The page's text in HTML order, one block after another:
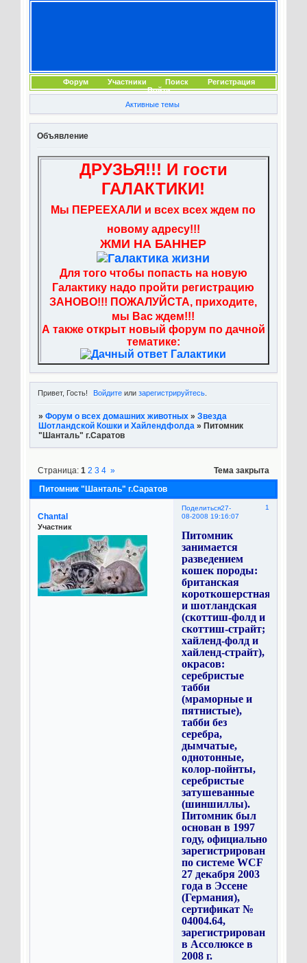
Форум Участники Поиск
Регистрация
Войти
Активные темы
Объявление
ДРУЗЬЯ!!! И гости
ГАЛАКТИКИ!
Мы ПЕРЕЕХАЛИ и всех всех ждем по
новому адресу!!!
ЖМИ НА БАННЕР
Для того чтобы попасть на новую
Галактику надо пройти регистрацию
ЗАНОВО!!! ПОЖАЛУЙСТА, приходите,
мы Вас ждем!!!
А также открыт новый форум по дачной
тематике:
Привет, Гость! Войдите илизарегистрируйтесь
» Форум о всех домашних животных » Звезда
Шотландской Кошки и Хайлендфолда » Питомник
"Шанталь" г.Саратов
Питомник "Шанталь" г.Саратов
Страница: 1 2 3 4 » Тема закрыта
Поделиться 1
27-
08-2008 19:16:07
Chantal
Участник
Питомник
занимается
разведением
кошек породы:
британская
короткошерстная
и шотландская
(скоттиш-фолд и
скоттиш-страйт;
хайленд-фолд и
хайленд-страйт),
окрасов:
серебристые
табби
(мраморные и
пятнистые),
табби без
серебра,
дымчатые,
однотонные,
колор-пойнты,
серебристые
затушеванные
(шиншиллы).
Питомник был
основан в 1997
году, официально
зарегистрирован
по системе WCF
27 декабря 2003
года в Эссене
(Германия),
сертификат №
04004.64,
зарегистрирован
в Ассолюксе в
2008 г.